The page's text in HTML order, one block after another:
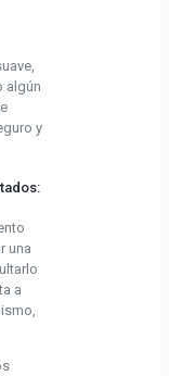
algún
y
una
a